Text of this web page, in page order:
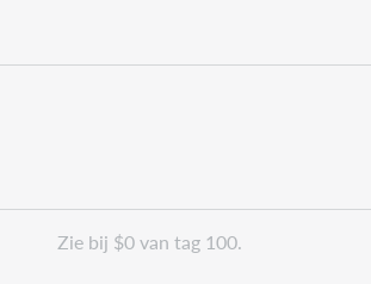
Zie bij $0 van tag 100.